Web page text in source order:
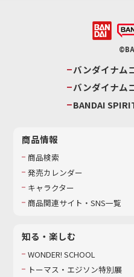
バンダイナム
バンダイナム
BANDAI
商品情報
商品検索
発売カレンダー
キャラクター
商品関連サイト・SNS一覧
知る・楽しむ
WONDER! SCHOOL
トーマス・エジソン特別展